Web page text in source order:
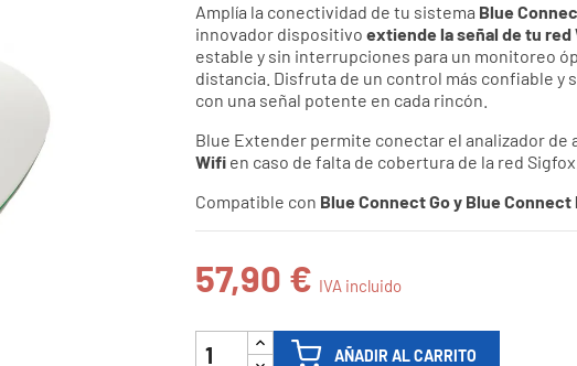
Amplía la conectividad de tu sistema Blue
innovador dispositivo extiende la señal de tu red
estable y sin interrupciones para un monitoreo
distancia. Disfruta de un control más confiable y
con una señal potente en cada rincón.
Blue Extender permite conectar el analizador de
Wifien caso de falta de cobertura de la red Sigfox.
Compatible con Blue Connect Go y Blue Connect
57,90 € IVA incluido
AÑADIR AL CARRITO